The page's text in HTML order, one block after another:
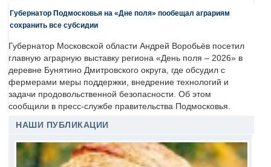
Губернатор Подмосковья на «Дне поля» пообещал аграриям
сохранить все субсидии
Губернатор Московской области Андрей Воробьёв посетил
главную аграрную выставку региона «День поля – 2026» в
деревне Бунятино Дмитровского округа, где обсудил с
фермерами меры поддержки, внедрение технологий и
задачи продовольственной безопасности. Об этом
сообщили в пресс-службе правительства Подмосковья.
НАШИ ПУБЛИКАЦИИ